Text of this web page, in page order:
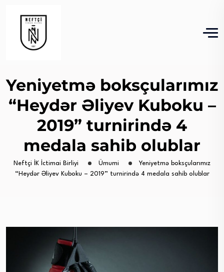
Yeniyetmə boksçularımız
“Heydər Əliyev Kuboku –
2019” turnirində 4
medala sahib olublar
Neftçi İK İctimai Birliyi Ümumi
Yeniyetmə boksçularımız
“Heydər Əliyev Kuboku – 2019” turnirində 4 medala sahib olublar